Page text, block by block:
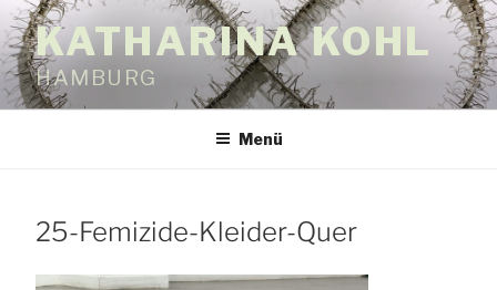
Zum
Inhalt
springenKATHARINA KOHL
HAMBURG
Menü
25-Femizide-Kleider-Quer